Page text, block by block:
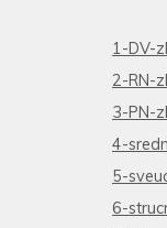
1-DV-
2-RN-
3-PN-
4-
5-
6-